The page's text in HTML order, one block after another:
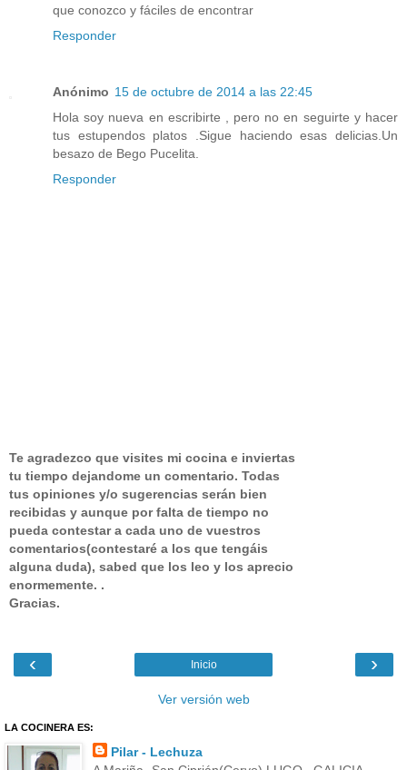
que conozco y fáciles de encontrar
Responder
Anónimo 15 de octubre de 2014 a las 22:45
Hola soy nueva en escribirte , pero no en seguirte y hacer
tus estupendos platos .Sigue haciendo esas delicias.Un
besazo de Bego Pucelita.
Responder
Te agradezco que visites mi cocina e inviertas
tu tiempo dejandome un comentario. Todas
tus opiniones y/o sugerencias serán bien
recibidas y aunque por falta de tiempo no
pueda contestar a cada uno de vuestros
comentarios(contestaré a los que tengáis
alguna duda), sabed que los leo y los aprecio
enormemente. .
Gracias.
‹ ›
Inicio
Ver versión web
LA COCINERA ES:
Pilar - Lechuza